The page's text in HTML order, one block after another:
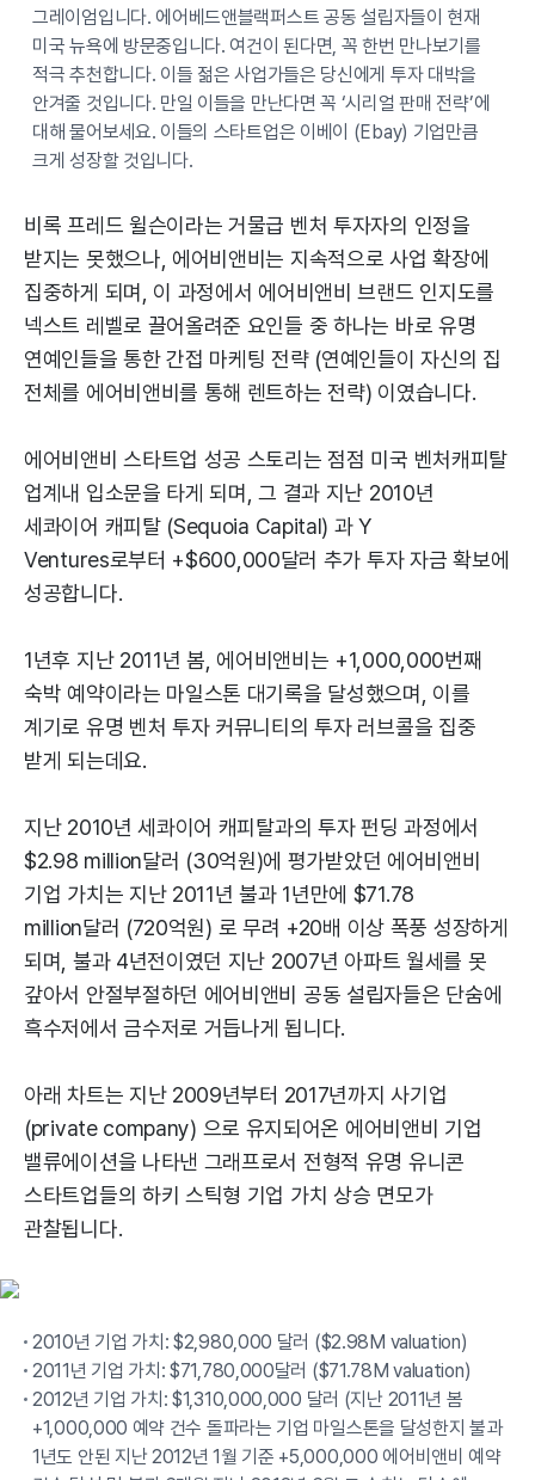
그레이엄입니다. 에어베드앤블랙퍼스트 공동 설립자들이 현재
미국 뉴욕에 방문중입니다. 여건이 된다면, 꼭 한번 만나보기를
적극 추천합니다. 이들 젊은 사업가들은 당신에게 투자 대박을
안겨줄 것입니다. 만일 이들을 만난다면 꼭 ‘시리얼 판매 전략’에
대해 물어보세요. 이들의 스타트업은 이베이 (Ebay) 기업만큼
크게 성장할 것입니다.
비록 프레드 윌슨이라는 거물급 벤처 투자자의 인정을
받지는 못했으나, 에어비앤비는 지속적으로 사업 확장에
집중하게 되며, 이 과정에서 에어비앤비 브랜드 인지도를
넥스트 레벨로 끌어올려준 요인들 중 하나는 바로 유명
연예인들을 통한 간접 마케팅 전략 (연예인들이 자신의 집
전체를 에어비앤비를 통해 렌트하는 전략) 이였습니다.
에어비앤비 스타트업 성공 스토리는 점점 미국 벤처캐피탈
업계내 입소문을 타게 되며, 그 결과 지난 2010년
세콰이어 캐피탈 (Sequoia Capital) 과 Y
Ventures로부터 +$600,000달러 추가 투자 자금 확보에
성공합니다.
1년후 지난 2011년 봄, 에어비앤비는 +1,000,000번째
숙박 예약이라는 마일스톤 대기록을 달성했으며, 이를
계기로 유명 벤처 투자 커뮤니티의 투자 러브콜을 집중
받게 되는데요.
지난 2010년 세콰이어 캐피탈과의 투자 펀딩 과정에서
$2.98 million달러 (30억원)에 평가받았던 에어비앤비
기업 가치는 지난 2011년 불과 1년만에 $71.78
million달러 (720억원) 로 무려 +20배 이상 폭풍 성장하게
되며, 불과 4년전이였던 지난 2007년 아파트 월세를 못
갚아서 안절부절하던 에어비앤비 공동 설립자들은 단숨에
흑수저에서 금수저로 거듭나게 됩니다.
아래 차트는 지난 2009년부터 2017년까지 사기업
(private company) 으로 유지되어온 에어비앤비 기업
밸류에이션을 나타낸 그래프로서 전형적 유명 유니콘
스타트업들의 하키 스틱형 기업 가치 상승 면모가
관찰됩니다.
2010년 기업 가치: $2,980,000 달러 ($2.98M valuation)
2011년 기업 가치: $71,780,000달러 ($71.78M valuation)
2012년 기업 가치: $1,310,000,000 달러 (지난 2011년 봄
+1,000,000 예약 건수 돌파라는 기업 마일스톤을 달성한지 불과
1년도 안된 지난 2012년 1월 기준 +5,000,000 에어비앤비 예약